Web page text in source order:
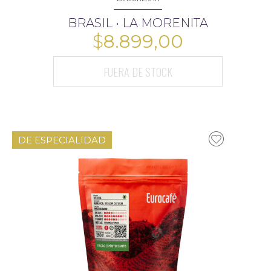
13.599,00
BRASIL • LA MORENITA
$8.899,00
FUERA DE STOCK
DE ESPECIALIDAD